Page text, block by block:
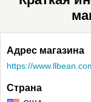
Адрес магазина
https://
Страна